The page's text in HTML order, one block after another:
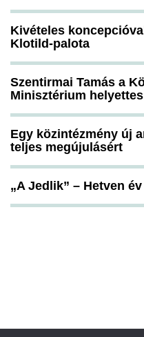
Kivételes
Klotild-palota
Szentirmai Tamás a
Minisztérium
Egy közintézmény új
teljes megújulásért
„A Jedlik” – Hetven